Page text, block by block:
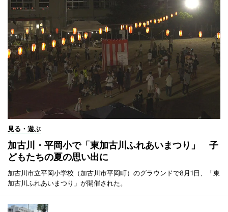
見る・遊ぶ
加古川・平岡小で「東加古川ふれあいまつり」 子
どもたちの夏の思い出に
加古川市立平岡小学校（加古川市平岡町）のグラウンドで8月1日、「東
加古川ふれあいまつり」が開催された。